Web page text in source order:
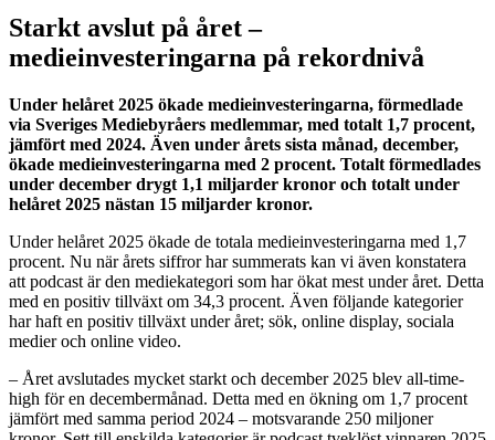
Starkt avslut på året –
medieinvesteringarna på rekordnivå
Under helåret 2025 ökade medieinvesteringarna, förmedlade
via Sveriges Mediebyråers medlemmar, med totalt 1,7 procent,
jämfört med 2024. Även under årets sista månad, december,
ökade medieinvesteringarna med 2 procent. Totalt förmedlades
under december drygt 1,1 miljarder kronor och totalt under
helåret 2025 nästan 15 miljarder kronor.
Under helåret 2025 ökade de totala medieinvesteringarna med 1,7
procent. Nu när årets siffror har summerats kan vi även konstatera
att podcast är den mediekategori som har ökat mest under året. Detta
med en positiv tillväxt om 34,3 procent. Även följande kategorier
har haft en positiv tillväxt under året; sök, online display, sociala
medier och online video.
– Året avslutades mycket starkt och december 2025 blev all-time-
high för en decembermånad. Detta med en ökning om 1,7 procent
jämfört med samma period 2024 – motsvarande 250 miljoner